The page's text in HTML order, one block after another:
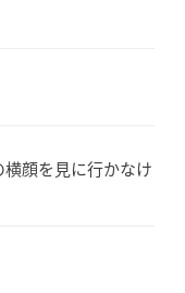
顔を見に行かなけ